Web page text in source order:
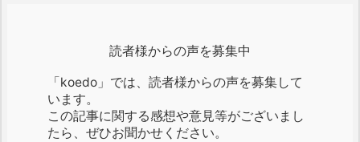
読者様からの声を募集中
「koedo」では、読者様からの声を募集して
います。
この記事に関する感想や意見等がございまし
たら、ぜひお聞かせください。